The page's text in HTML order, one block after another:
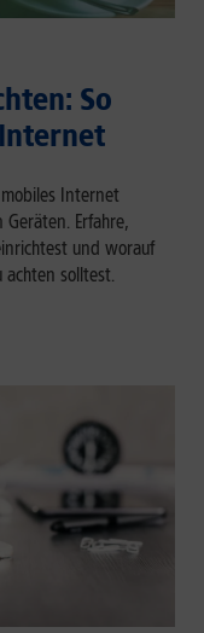
So
Internet
Erfahre,
und worauf
achten solltest.